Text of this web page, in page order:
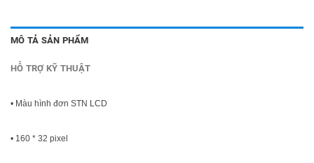
MÔ TẢ SẢN PHẨM
HỖ TRỢ KỸ THUẬT
• Màu hình đơn STN LCD
• 160 * 32 pixel